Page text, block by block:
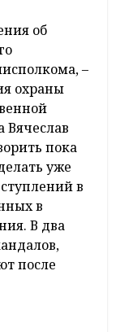
об
–
охраны
Вячеслав
пока
уже
в
в
В два
после